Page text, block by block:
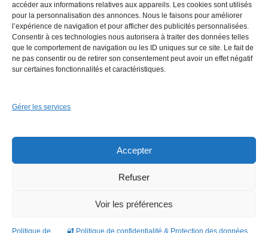
accéder aux informations relatives aux appareils. Les cookies sont utilisés
pour la personnalisation des annonces. Nous le faisons pour améliorer
l’expérience de navigation et pour afficher des publicités personnalisées.
Consentir à ces technologies nous autorisera à traiter des données telles
que le comportement de navigation ou les ID uniques sur ce site. Le fait de
ne pas consentir ou de retirer son consentement peut avoir un effet négatif
sur certaines fonctionnalités et caractéristiques.
Gérer les services
Accepter
Refuser
Voir les préférences
Politique de 🔐 Politique de confidentialité & Protection des données
Financer ses travaux à moindre coût.